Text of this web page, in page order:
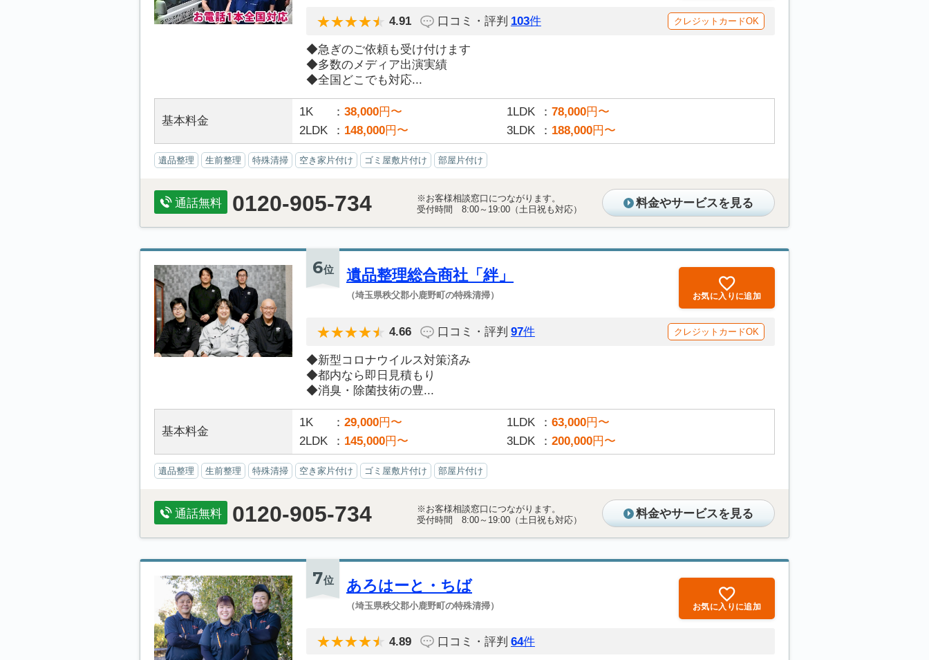
4.91 口コミ・評判 103件 クレジットカードOK
◆急ぎのご依頼も受け付けます
◆多数のメディア出演実績
◆全国どこでも対応...
基本料金
1K 38,000円〜 1LDK 78,000円〜
2LDK
148,000円〜 3LDK 188,000円〜
遺品整理 生前整理 特殊清掃 空き家片付け ゴミ屋敷片付け 部屋片付け
通話無料 0120-905-734
※お客様相談窓口につながります。
受付時間 8:00～19:00（土日祝も対応）
料金やサービスを見る
6位 遺品整理総合商社「絆」
（埼玉県秩父郡小鹿野町の特殊清掃） お気に入りに追加
4.66 口コミ・評判 97件 クレジットカードOK
◆新型コロナウイルス対策済み
◆都内なら即日見積もり
◆消臭・除菌技術の豊...
基本料金
1K 29,000円〜 1LDK 63,000円〜
2LDK
145,000円〜 3LDK 200,000円〜
遺品整理 生前整理 特殊清掃 空き家片付け ゴミ屋敷片付け 部屋片付け
通話無料 0120-905-734
※お客様相談窓口につながります。
受付時間 8:00～19:00（土日祝も対応）
料金やサービスを見る
7位 あろはーと・ちば
（埼玉県秩父郡小鹿野町の特殊清掃） お気に入りに追加
4.89 口コミ・評判 64件